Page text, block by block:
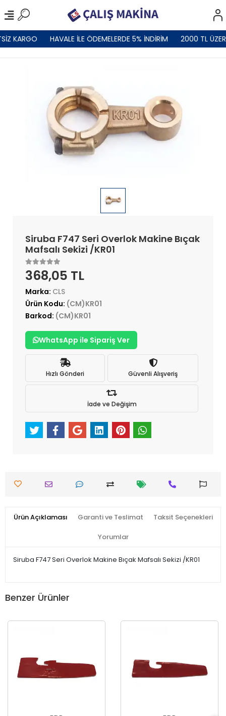
KARGO HAVALE İLE ÖDEMELERDE 5% İNDİRİM 2000 TL
Siruba F747 Seri Overlok Makine Bıçak
Mafsalı Sekizi /KR01
368,05 TL
Marka: CLS
Ürün Kodu: (CM)KR01
Barkod: (CM)KR01
WhatsApp ile Sipariş Ver
Hızlı Gönderi Güvenli Alışveriş
İade ve Değişim
Ürün Açıklaması Garanti ve Teslimat Taksit Seçenekleri
Yorumlar
Siruba F747 Seri Overlok Makine Bıçak Mafsalı Sekizi /KR01
Benzer Ürünler